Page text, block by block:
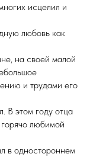
исцелил и
любовь как
на своей малой
и трудами его
В этом году отца
любимой
в одностороннем